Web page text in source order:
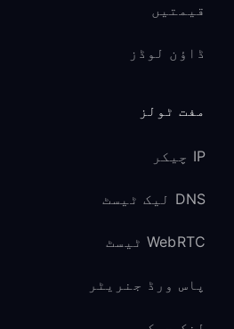
قیمتیں
ڈاؤن لوڈز
مفت ٹولز
IP چیکر
DNS لیک ٹیسٹ
WebRTC ٹیسٹ
پاس ورڈ جنریٹر